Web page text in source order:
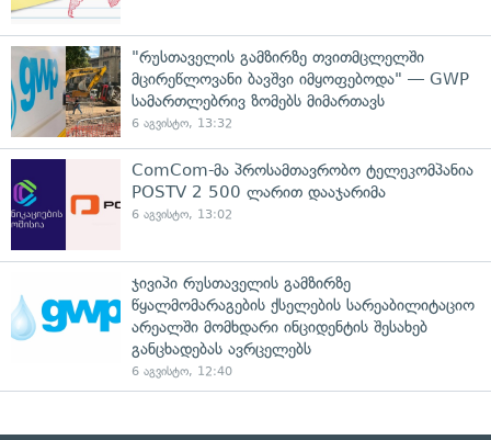
"რუსთაველის გამზირზე თვითმცლელში
მცირეწლოვანი ბავშვი იმყოფებოდა" — GWP
სამართლებრივ ზომებს მიმართავს
6 აგვისტო, 13:32
ComCom-მა პროსამთავრობო ტელეკომპანია
POSTV 2 500 ლარით დააჯარიმა
6 აგვისტო, 13:02
ჯივიპი რუსთაველის გამზირზე
წყალმომარაგების ქსელების სარეაბილიტაციო
არეალში მომხდარი ინციდენტის შესახებ
განცხადებას ავრცელებს
6 აგვისტო, 12:40